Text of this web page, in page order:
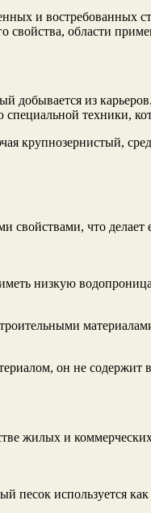
и востребованных
свойства, области
из
техники,
крупнозернистый,
свойствами, что
низкую
он не
жилых и
песок используется